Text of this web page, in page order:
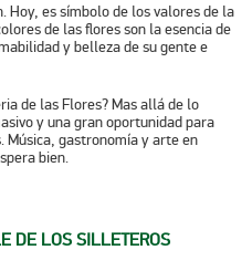
Hoy, es símbolo de los valores de la
de las flores son la esencia de
y belleza de su gente e
de las Flores? Mas allá de lo
y una gran oportunidad para
Música, gastronomía y arte en
bien.
DE LOS SILLETEROS